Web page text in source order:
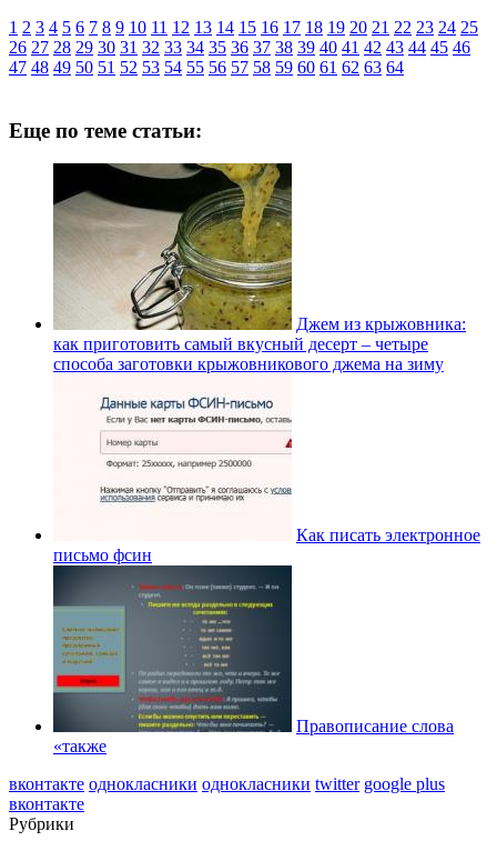
1 2 3 4 5 6 7 8 9 10 11 12 13 14 15 16 17 18 19 20 21 22 23 24 25
26 27 28 29 30 31 32 33 34 35 36 37 38 39 40 41 42 43 44 45 46
47 48 49 50 51 52 53 54 55 56 57 58 59 60 61 62 63 64
Еще по теме статьи:
Джем из крыжовника:
как приготовить самый вкусный десерт – четыре
способа заготовки крыжовникового джема на зиму
Как писать электронное
письмо фсин
Правописание слова
«также
вконтакте однокласники однокласники twitter google plus
вконтакте
Рубрики